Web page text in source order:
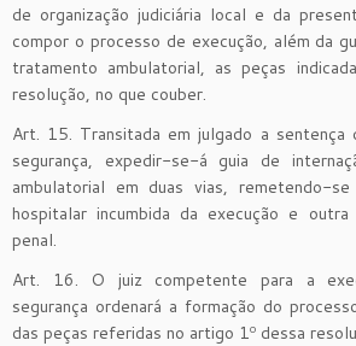
de organização judiciária local e da
compor o processo de execução, além da
tratamento ambulatorial, as peças
resolução, no que couber.
Art. 15. Transitada em julgado a sentença
segurança, expedir-se-á guia de
ambulatorial em duas vias, remetendo-
hospitalar incumbida da execução e
penal.
Art. 16. O juiz competente para a
segurança ordenará a formação do
das peças referidas no artigo 1º dessa